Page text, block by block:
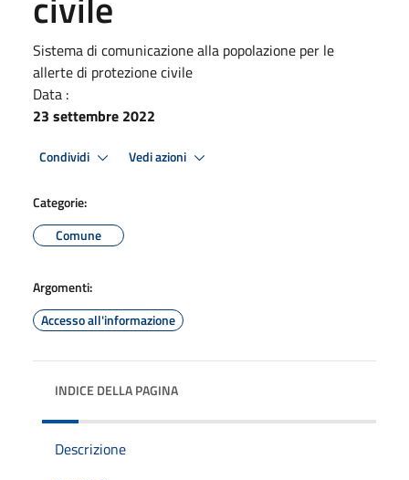
Sistema di comunicazione alla popolazione per le
allerte di protezione civile
Data :
23 settembre 2022
Condividi Vedi azioni
Categorie:
Comune
Argomenti:
Accesso all'informazione
INDICE DELLA PAGINA
Descrizione